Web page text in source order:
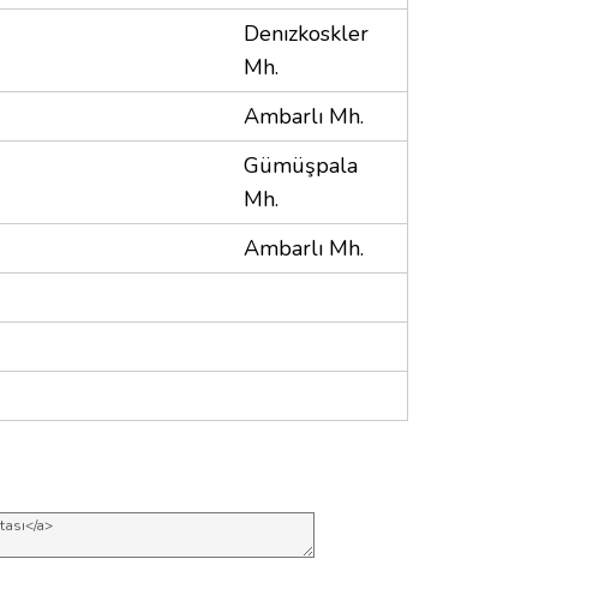
Denızkoskler
Mh.
Ambarlı Mh.
Gümüşpala
Mh.
Ambarlı Mh.